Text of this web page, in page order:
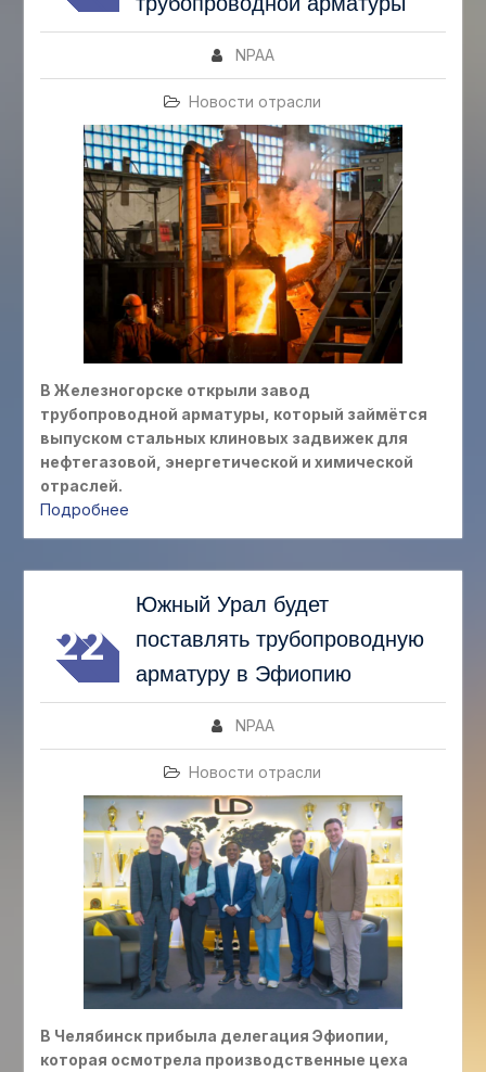
NPAA
Новости отрасли
В Железногорске открыли завод
трубопроводной арматуры, который займётся
выпуском стальных клиновых задвижек для
нефтегазовой, энергетической и химической
отраслей.
Подробнее
22
Южный Урал будет
поставлять трубопроводную
арматуру в Эфиопию
NPAA
Новости отрасли
В Челябинск прибыла делегация Эфиопии,
которая осмотрела производственные цеха